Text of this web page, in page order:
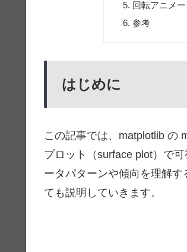
回転アニメ
参考
はじめに
この記事では、matplotlib の
プロット（surface plot）で
ータパターンや傾向を理解
ても説明していきます。